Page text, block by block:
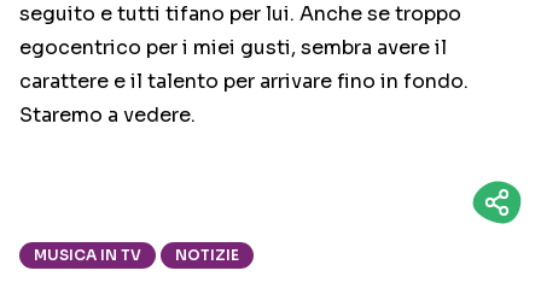
seguito e tutti tifano per lui. Anche se troppo
egocentrico per i miei gusti, sembra avere il
carattere e il talento per arrivare fino in fondo.
Staremo a vedere.
MUSICA IN TV NOTIZIE